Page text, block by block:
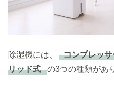
除湿機には、
コンプレッ
リッド式 の3つの種類があ